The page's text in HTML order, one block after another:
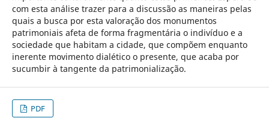
com esta análise trazer para a discussão as maneiras pelas
quais a busca por esta valoração dos monumentos
patrimoniais afeta de forma fragmentária o indivíduo e a
sociedade que habitam a cidade, que compõem enquanto
inerente movimento dialético o presente, que acaba por
sucumbir à tangente da patrimonialização.
PDF